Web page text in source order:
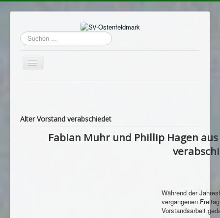
Suchen
...
Navigation
an/aus
Termine
Hauptverein
Alter Vorstand verabschiedet
Fabian Muhr und Phillip Hagen
Während der
vergangenen
Vorstandsarbeit